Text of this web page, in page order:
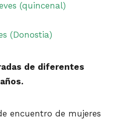
(quincenal)
(Donostia)
de diferentes
encuentro de mujeres